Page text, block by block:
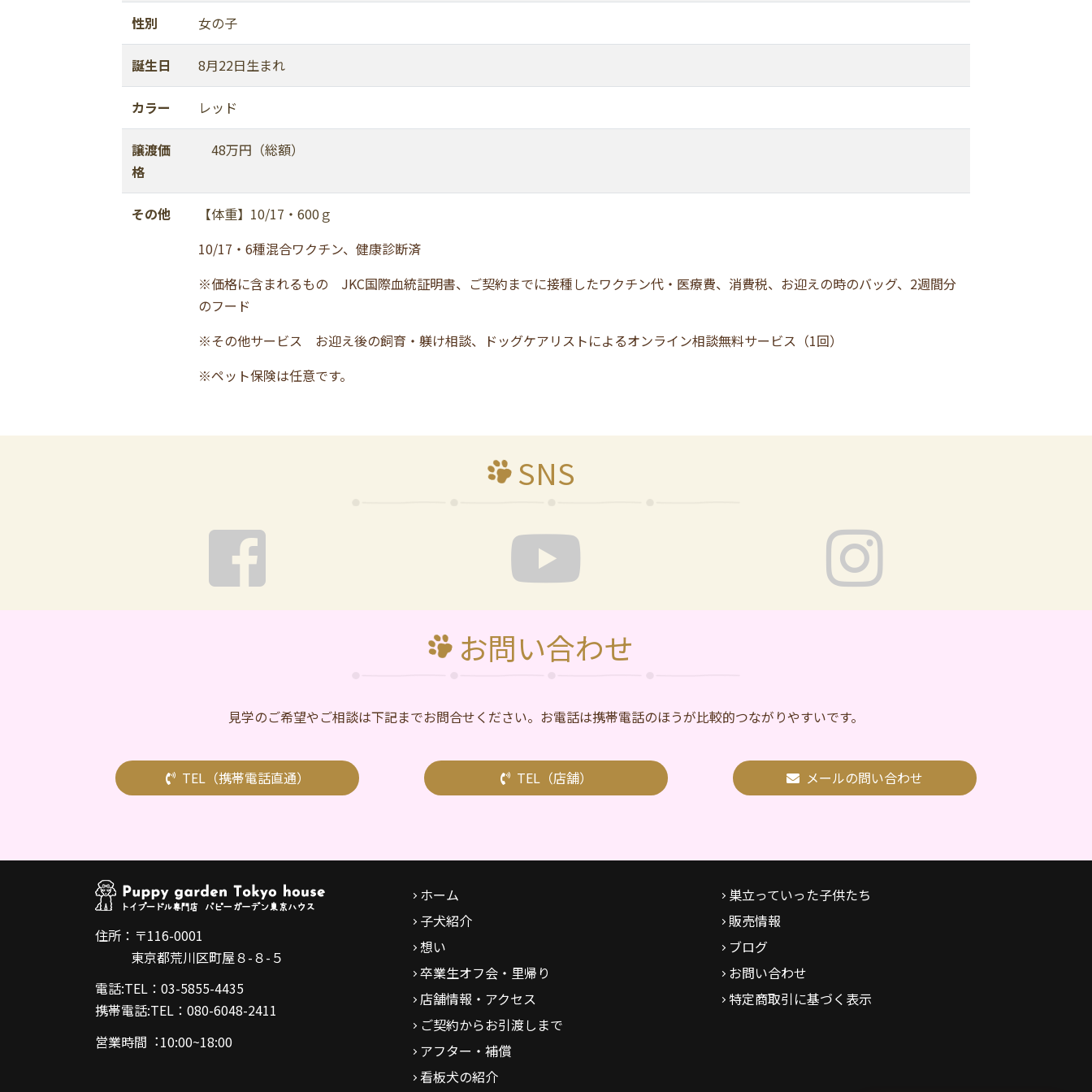
性別 女の子
誕生日 8月22日生まれ
カラー レッド
譲渡価
格
48万円（総額）
その他
【体重】10/17・600ｇ
10/17・6種混合ワクチン、健康診断済
※価格に含まれるもの JKC国際血統証明書、ご契約までに接種したワクチン代・医療費、消費税、お迎えの時のバッグ、2週間分
のフード
※その他サービス お迎え後の飼育・躾け相談、ドッグケアリストによるオンライン相談無料サービス（1回）
※ペット保険は任意です。
SNS
お問い合わせ
⾒学のご希望やご相談は下記までお問合せください。お電話は携帯電話のほうが比較的つながりやすいです。
TEL（携帯電話直通） TEL（店舗） メールの問い合わせ
住所：〒116-0001
東京都荒川区町屋８-８-５
電話:TEL：03-5855-4435
携帯電話:TEL：080-6048-2411
営業時間︓10:00~18:00
ホーム
子犬紹介
想い
卒業生オフ会・里帰り
店舗情報・アクセス
ご契約からお引渡しまで
アフター・補償
看板犬の紹介
巣立っていった子供たち
販売情報
ブログ
お問い合わせ
特定商取引に基づく表示